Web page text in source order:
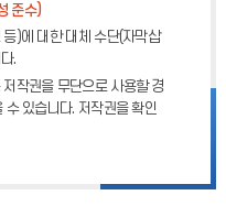
준수)
)에 대한 대체 수단(자막삽
.
작권을 무단으로 사용할 경
수 있습니다. 저작권을 확인